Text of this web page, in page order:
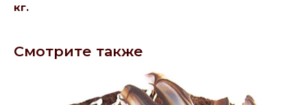
кг.
Смотрите также